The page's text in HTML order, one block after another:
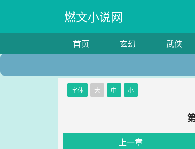
燃文小说网
首页 玄幻 武侠
字体 大 中 小
上一章